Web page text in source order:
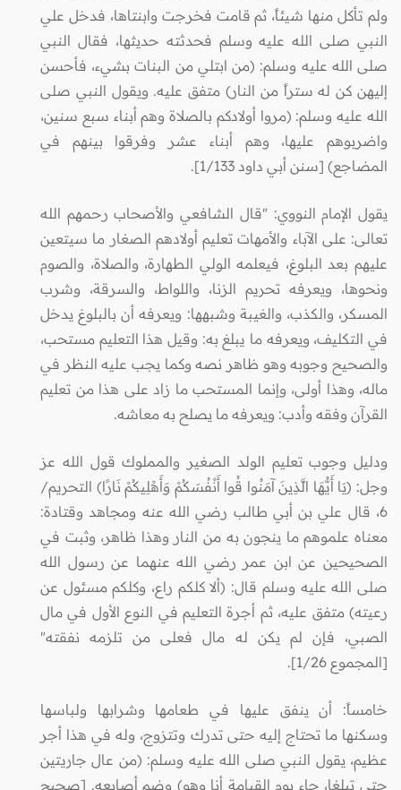
ولم تأكل منها شيئاً، ثم قامت فخرجت وابنتاها، فدخل علي
النبي صلى الله عليه وسلم فحدثته حديثها، فقال النبي
صلى الله عليه وسلم: (من ابتلي من البنات بشيء، فأحسن
إليهن كن له ستراً من النار) متفق عليه. ويقول النبي صلى
الله عليه وسلم: (مروا أولادكم بالصلاة وهم أبناء سبع سنين،
واضربوهم عليها، وهم أبناء عشر وفرقوا بينهم في
المضاجع) [سنن أبي داود 1/133].
يقول الإمام النووي: "قال الشافعي والأصحاب رحمهم الله
تعالى: على الآباء والأمهات تعليم أولادهم الصغار ما سيتعين
عليهم بعد البلوغ، فيعلمه الولي الطهارة، والصلاة، والصوم
ونحوها، ويعرفه تحريم الزنا، واللواط، والسرقة، وشرب
المسكر، والكذب، والغيبة وشبهها: ويعرفه أن بالبلوغ يدخل
في التكليف، ويعرفه ما يبلغ به: وقيل هذا التعليم مستحب،
والصحيح وجوبه وهو ظاهر نصه وكما يجب عليه النظر في
ماله، وهذا أولى، وإنما المستحب ما زاد على هذا من تعليم
القرآن وفقه وأدب: ويعرفه ما يصلح به معاشه.
ودليل وجوب تعليم الولد الصغير والمملوك قول الله عز
وجل: (يَا أَيُّهَا الَّذِينَ آمَنُوا قُوا أَنْفُسَكُمْ وَأَهْلِيكُمْ نَارًا) التحريم/
6، قال علي بن أبي طالب رضي الله عنه ومجاهد وقتادة:
معناه علموهم ما ينجون به من النار وهذا ظاهر، وثبت في
الصحيحين عن ابن عمر رضي الله عنهما عن رسول الله
صلى الله عليه وسلم قال: (ألا كلكم راع، وكلكم مسئول عن
رعيته) متفق عليه، ثم أجرة التعليم في النوع الأول في مال
الصبي، فإن لم يكن له مال فعلى من تلزمه نفقته"
[المجموع 1/26].
خامساً: أن ينفق عليها في طعامها وشرابها ولباسها
وسكنها ما تحتاج إليه حتى تدرك وتتزوج، وله في هذا أجر
عظيم، يقول النبي صلى الله عليه وسلم: (من عال جاريتين
حتى تبلغا، جاء يوم القيامة أنا وهو) وضم أصابعه. [صحيح